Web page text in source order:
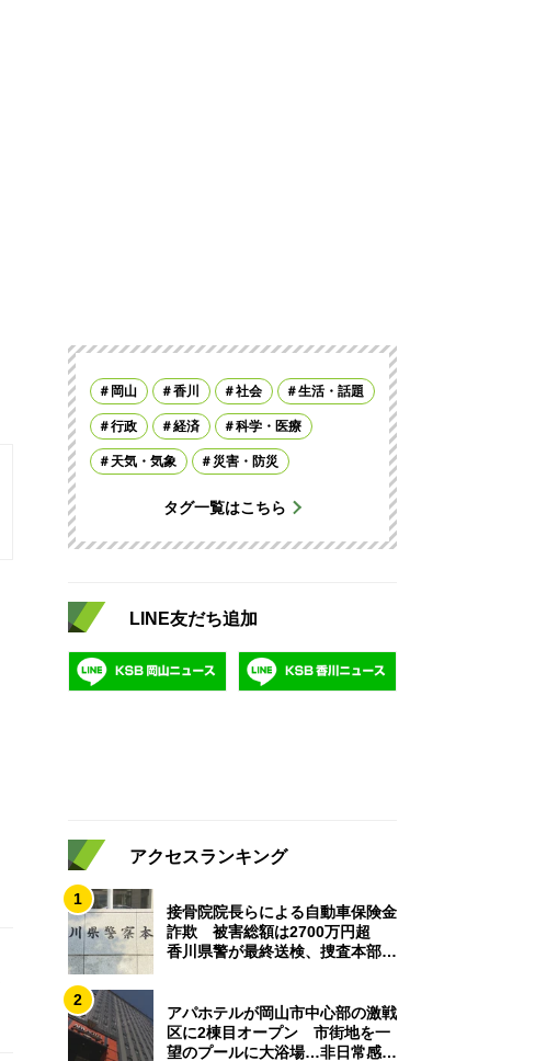
岡山 香川 社会 生活・話題
行政 経済 科学・医療
天気・気象 災害・防災
タグ一覧はこちら
LINE友だち追加
アクセスランキング
1
接骨院院長らによる自動車保険金
詐欺 被害総額は2700万円超
香川県警が最終送検、捜査本部解
2
アパホテルが岡山市中心部の激戦
区に2棟目オープン 市街地を一
望のプールに大浴場…非日常感を